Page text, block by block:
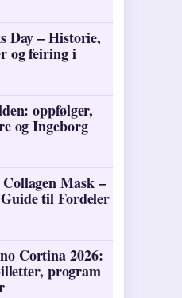
Day – Historie,
og feiring i
oppfølger,
og Ingeborg
Mask –
til Fordeler
Cortina 2026:
program